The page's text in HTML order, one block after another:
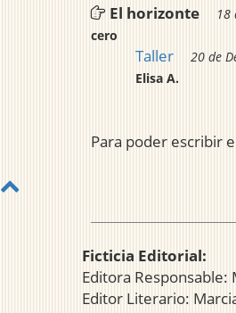
El horizonte
18
cero
Taller
20 de
Elisa A.
Para poder escribir
Ficticia Editorial:
Editora Responsable:
Editor Literario: